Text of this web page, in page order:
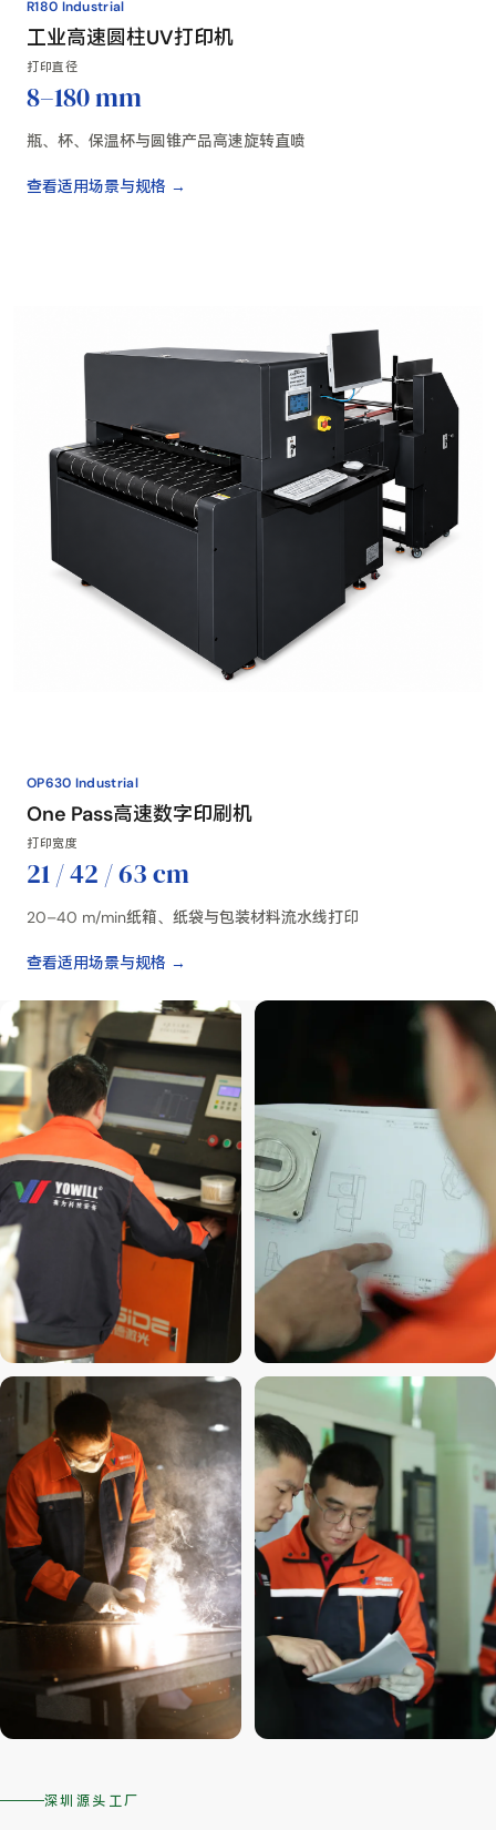
R180 Industrial
工业高速圆柱UV打印机
打印直径
8–180 mm
瓶、杯、保温杯与圆锥产品高速旋转直喷
查看适用场景与规格 →
OP630 Industrial
One Pass高速数字印刷机
打印宽度
21 / 42 / 63 cm
20–40 m/min纸箱、纸袋与包装材料流水线打印
查看适用场景与规格 →
深圳源头工厂